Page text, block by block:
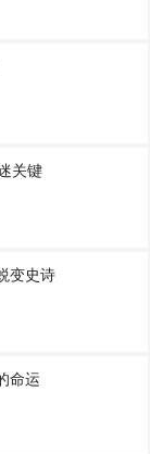
关键
变史诗
命运